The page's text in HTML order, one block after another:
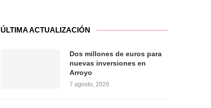
ÚLTIMA ACTUALIZACIÓN
Dos millones de euros para
nuevas inversiones en
Arroyo
7 agosto, 2026